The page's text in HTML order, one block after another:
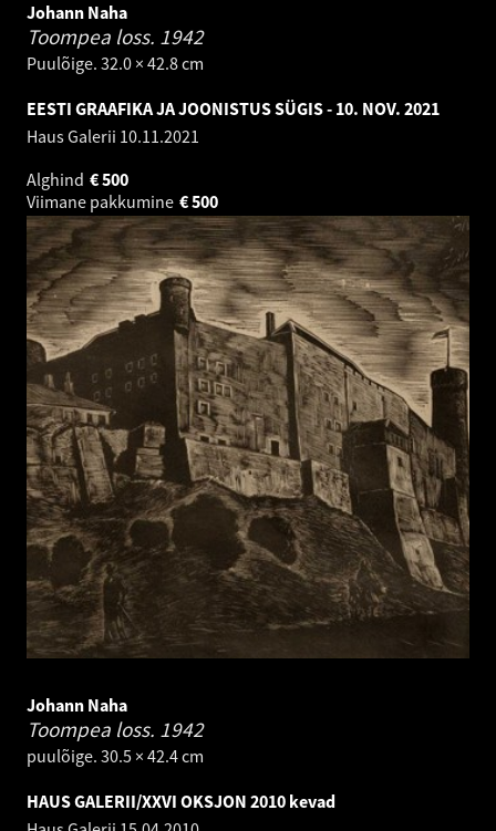
Johann Naha
Toompea loss. 1942
Puulõige. 32.0 × 42.8 cm
EESTI GRAAFIKA JA JOONISTUS SÜGIS - 10. NOV. 2021
Haus Galerii 10.11.2021
Alghind
500
€
Viimane pakkumine
500
€
Johann Naha
Toompea loss. 1942
puulõige. 30.5 × 42.4 cm
HAUS GALERII/XXVI OKSJON 2010 kevad